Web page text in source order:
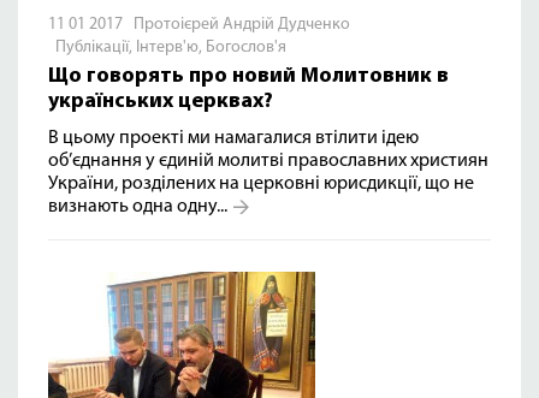
11 01 2017 Протоієрей Андрій Дудченко
Публікації, Інтерв'ю, Богослов'я
Що говорять про новий Молитовник в
українських церквах?
В цьому проекті ми намагалися втілити ідею
об’єднання у єдиній молитві православних християн
України, розділених на церковні юрисдикції, що не
визнають одна одну...